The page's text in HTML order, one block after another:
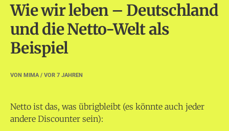
Wie wir leben – Deutschland
und die Netto-Welt als
Beispiel
VON MIMA/ VOR 7 JAHREN
Netto ist das, was übrigbleibt (es könnte auch jeder
andere Discounter sein):